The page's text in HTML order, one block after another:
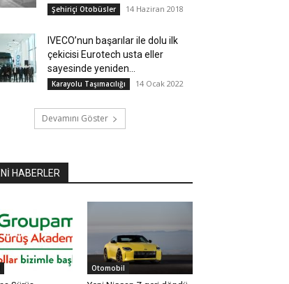
Şehiriçi Otobüsler 14 Haziran 2018
IVECO’nun başarılar ile dolu ilk
çekicisi Eurotech usta eller
sayesinde yeniden...
Karayolu Taşımacılığı 14 Ocak 2022
Devamını Göster
HABERLER
Otomobil